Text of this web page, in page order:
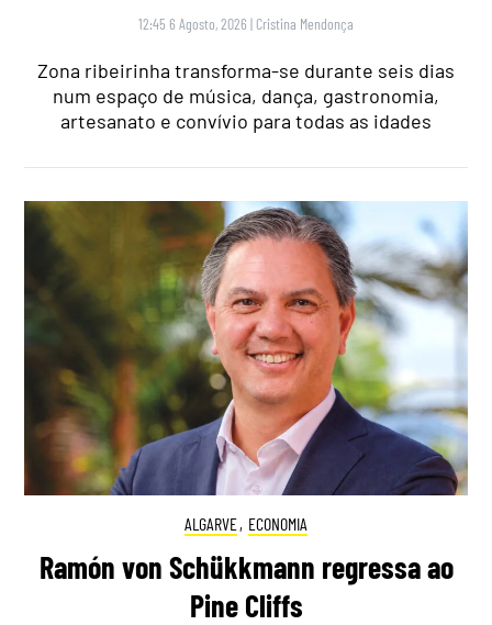
12:45 6 Agosto, 2026 | Cristina Mendonça
Zona ribeirinha transforma-se durante seis dias
num espaço de música, dança, gastronomia,
artesanato e convívio para todas as idades
ALGARVE, ECONOMIA
Ramón von Schükkmann regressa ao
Pine Cliffs